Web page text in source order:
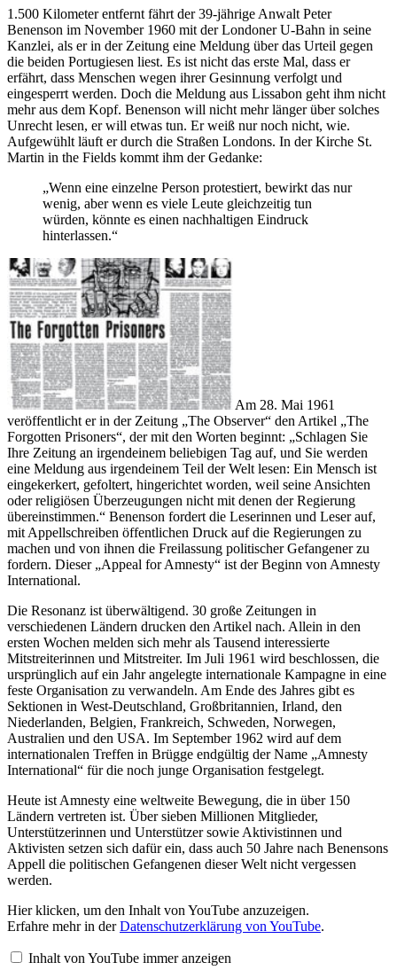
1.500 Kilometer entfernt fährt der 39-jährige Anwalt Peter
Benenson im November 1960 mit der Londoner U-Bahn in seine
Kanzlei, als er in der Zeitung eine Meldung über das Urteil gegen
die beiden Portugiesen liest. Es ist nicht das erste Mal, dass er
erfährt, dass Menschen wegen ihrer Gesinnung verfolgt und
eingesperrt werden. Doch die Meldung aus Lissabon geht ihm nicht
mehr aus dem Kopf. Benenson will nicht mehr länger über solches
Unrecht lesen, er will etwas tun. Er weiß nur noch nicht, wie.
Aufgewühlt läuft er durch die Straßen Londons. In der Kirche St.
Martin in the Fields kommt ihm der Gedanke:
„Wenn eine einzelne Person protestiert, bewirkt das nur
wenig, aber wenn es viele Leute gleichzeitig tun
würden, könnte es einen nachhaltigen Eindruck
hinterlassen.“
Am 28. Mai 1961
veröffentlicht er in der Zeitung „The Observer“ den Artikel „The
Forgotten Prisoners“, der mit den Worten beginnt: „Schlagen Sie
Ihre Zeitung an irgendeinem beliebigen Tag auf, und Sie werden
eine Meldung aus irgendeinem Teil der Welt lesen: Ein Mensch ist
eingekerkert, gefoltert, hingerichtet worden, weil seine Ansichten
oder religiösen Überzeugungen nicht mit denen der Regierung
übereinstimmen.“ Benenson fordert die Leserinnen und Leser auf,
mit Appellschreiben öffentlichen Druck auf die Regierungen zu
machen und von ihnen die Freilassung politischer Gefangener zu
fordern. Dieser „Appeal for Amnesty“ ist der Beginn von Amnesty
International.
Die Resonanz ist überwältigend. 30 große Zeitungen in
verschiedenen Ländern drucken den Artikel nach. Allein in den
ersten Wochen melden sich mehr als Tausend interessierte
Mitstreiterinnen und Mitstreiter. Im Juli 1961 wird beschlossen, die
ursprünglich auf ein Jahr angelegte internationale Kampagne in eine
feste Organisation zu verwandeln. Am Ende des Jahres gibt es
Sektionen in West-Deutschland, Großbritannien, Irland, den
Niederlanden, Belgien, Frankreich, Schweden, Norwegen,
Australien und den USA. Im September 1962 wird auf dem
internationalen Treffen in Brügge endgültig der Name „Amnesty
International“ für die noch junge Organisation festgelegt.
Heute ist Amnesty eine weltweite Bewegung, die in über 150
Ländern vertreten ist. Über sieben Millionen Mitglieder,
Unterstützerinnen und Unterstützer sowie Aktivistinnen und
Aktivisten setzen sich dafür ein, dass auch 50 Jahre nach Benensons
Appell die politischen Gefangenen dieser Welt nicht vergessen
werden.
„Wer
ist
Amnesty
International?“
von
Hier klicken, um den Inhalt von YouTube anzuzeigen.
Erfahre mehr in derDatenschutzerklärung von YouTube.
Inhalt von YouTube immer anzeigen